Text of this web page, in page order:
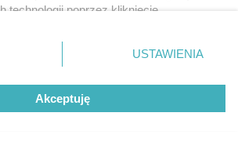
Prix w Courchevel.
wyniki
technologii poprzez kliknięcie
przycisk ustawień prywatności
dolnym rogu strony
danych nie wymagają zgody
prawo sprzeciwić się takiemu
będą miały zastosowanie tylko
USTAWIENIA
Akceptuję